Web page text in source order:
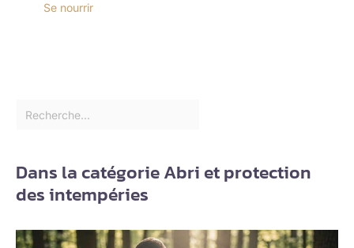
Se nourrir
Dans la catégorie Abri et protection
des intempéries